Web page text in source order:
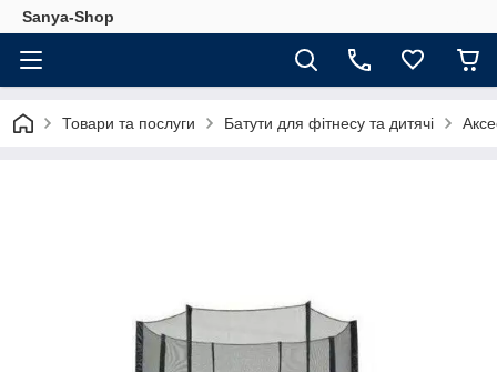
Sanya-Shop
Товари та послуги Батути для фітнесу та дитячі